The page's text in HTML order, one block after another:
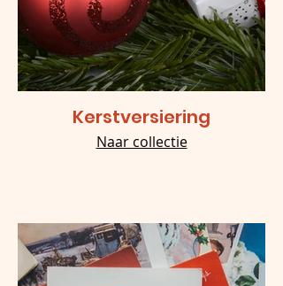
Kerstversiering
Naar collectie